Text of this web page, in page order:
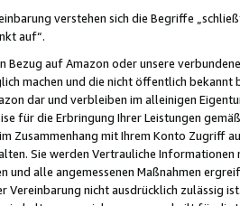
verstehen sich die Begriffe
auf“.
Bezug auf Amazon oder unsere
machen und die nicht öffentlich
dar und verbleiben im alleinigen
für die Erbringung Ihrer Leistungen
Zusammenhang mit Ihrem Konto
Sie werden Vertrauliche
und alle angemessenen Maßnahmen
Vereinbarung nicht ausdrücklich zulässig